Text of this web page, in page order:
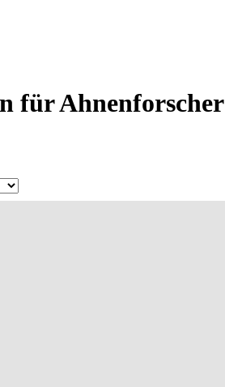
für Ahnenforscher